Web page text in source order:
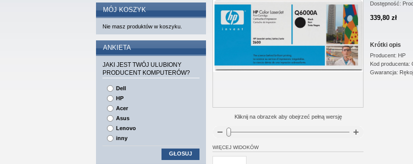
Dostępność:
339,80 zł
Krótki opis
Producent: HP
Kod producenta:
Gwarancja:
Kliknij na obrazek aby obejrzeć pełną wersję
WIĘCEJ WIDOKÓW
MÓJ KOSZYK
Nie masz produktów w koszyku.
ANKIETA
JAKI JEST TWÓJ ULUBIONY
PRODUCENT KOMPUTERÓW?
Dell
HP
Acer
Asus
Lenovo
inny
GŁOSUJ